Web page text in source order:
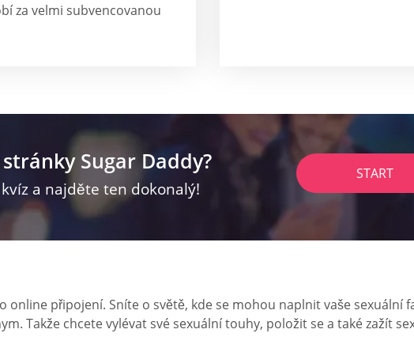
za velmi subvencovanou
Sugar Daddy?
a najděte ten dokonalý!
START
připojení. Sníte o světě, kde se mohou naplnit vaše sexuální
Takže chcete vylévat své sexuální touhy, položit se a také zažít